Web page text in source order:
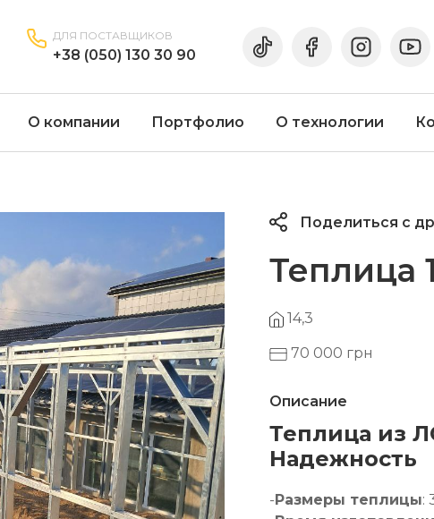
ДЛЯ ПОСТАВЩИКОВ
+38 (050) 130 30 90
О компании Портфолио О технологии
Поделиться с
Теплица
14,3
70 000 грн
Описание
Теплица из
Надежность
-Размеры теплицы: